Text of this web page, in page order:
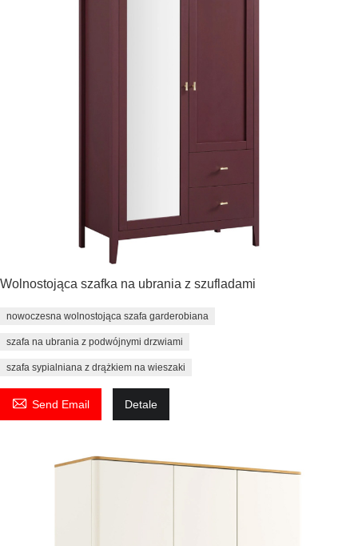
Wolnostojąca szafka na ubrania z szufladami
nowoczesna wolnostojąca szafa garderobiana
szafa na ubrania z podwójnymi drzwiami
szafa sypialniana z drążkiem na wieszaki
 Send Email Detale